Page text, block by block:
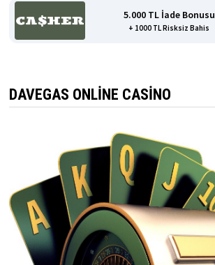
5.000 TL İade Bonusu
+ 1000 TL Risksiz Bahis
DAVEGAS ONLINE CASINO